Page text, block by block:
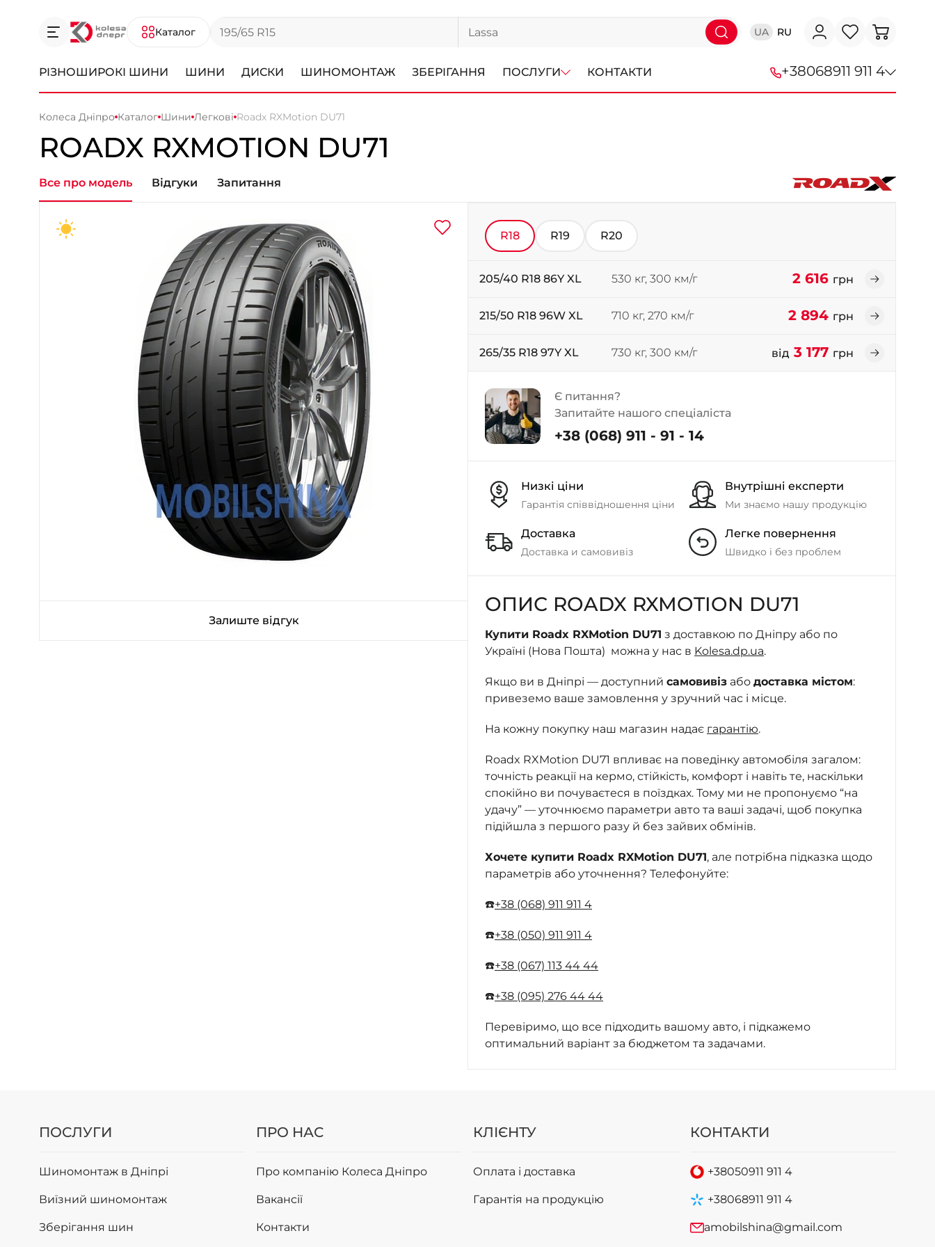
Каталог UA RU
РІЗНОШИРОКІ ШИНИ ШИНИ ДИСКИ ШИНОМОНТАЖ ЗБЕРІГАННЯ ПОСЛУГИ КОНТАКТИ +38068911 911 4
+38 (095) 276-44-44
+38 (098) 911-911-0
- на Тополі
- на Калиновій
- Донецьке шосе
Колеса Дніпро Каталог Шини Легкові Roadx RXMotion DU71
ROADX RXMOTION DU71
Все про модель Відгуки Запитання
Залиште відгук
R18 R19 R20
205/40 R18 86Y XL 530 кг, 300 км/г 2 616 грн
215/50 R18 96W XL 710 кг, 270 км/г 2 894 грн
265/35 R18 97Y XL 730 кг, 300 км/г від3 177 грн
Є питання?
Запитайте нашого спеціаліста
+38 (068) 911 - 91 - 14
Низкі ціни
Гарантія співвідношення ціни
Внутрішні експерти
Ми знаємо нашу продукцію
Доставка
Доставка и самовивіз
Легке повернення
Швидко і без проблем
ОПИС ROADX RXMOTION DU71
Купити Roadx RXMotion DU71 з доставкою по Дніпру або по
Україні (Нова Пошта) можна у нас в Kolesa.dp.ua.
Якщо ви в Дніпрі — доступний самовивіз або доставка містом:
привеземо ваше замовлення у зручний час і місце.
На кожну покупку наш магазин надає гарантію.
Roadx RXMotion DU71 впливає на поведінку автомобіля загалом:
точність реакції на кермо, стійкість, комфорт і навіть те, наскільки
спокійно ви почуваєтеся в поїздках. Тому ми не пропонуємо “на
удачу” — уточнюємо параметри авто та ваші задачі, щоб покупка
підійшла з першого разу й без зайвих обмінів.
Хочете купити Roadx RXMotion DU71, але потрібна підказка щодо
параметрів або уточнення? Телефонуйте:
☎️+38 (068) 911 911 4
☎️+38 (050) 911 911 4
☎️+38 (067) 113 44 44
☎️+38 (095) 276 44 44
Перевіримо, що все підходить вашому авто, і підкажемо
оптимальний варіант за бюджетом та задачами.
ПОСЛУГИ
Шиномонтаж в Дніпрі
Виїзний шиномонтаж
Зберігання шин
ПРО НАС
Про компанію Колеса Дніпро
Вакансії
Контакти
КЛІЄНТУ
Оплата і доставка
Гарантія на продукцію
КОНТАКТИ
+38050911 911 4
+38068911 911 4
amobilshina@gmail.com